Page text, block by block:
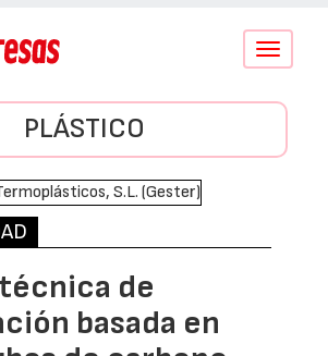
Conmutar
PLÁSTICO
de
basada en